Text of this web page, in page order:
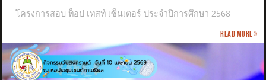
โครงการสอบ ท็อป เทสท์ เซ็นเตอร์ ประจำปีการศึกษา 2568
Read more »